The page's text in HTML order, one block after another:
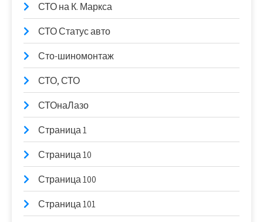
СТО на К. Маркса
СТО Статус авто
Сто-шиномонтаж
СТО, СТО
СТОнаЛазо
Страница 1
Страница 10
Страница 100
Страница 101